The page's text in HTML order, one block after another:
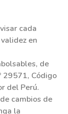
cada
en
de
29571, Código
del Perú.​
cambios de
la